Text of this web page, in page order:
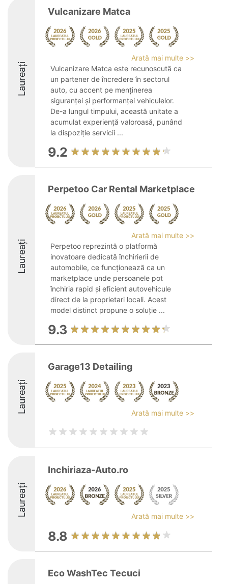
Laureați
Vulcanizare Matca
Arată mai multe >>
Vulcanizare Matca este recunoscută ca
un partener de încredere în sectorul
auto, cu accent pe menținerea
siguranței și performanței vehiculelor.
De-a lungul timpului, această unitate a
acumulat experiență valoroasă, punând
la dispoziție servicii ...
9.2
Laureați
Perpetoo Car Rental Marketplace
Arată mai multe >>
Perpetoo reprezintă o platformă
inovatoare dedicată închirierii de
automobile, ce funcționează ca un
marketplace unde persoanele pot
închiria rapid și eficient autovehicule
direct de la proprietari locali. Acest
model distinct propune o soluție ...
9.3
Laureați
Garage13 Detailing
Arată mai multe >>
Laureați
Inchiriaza-Auto.ro
Arată mai multe >>
8.8
Eco WashTec Tecuci